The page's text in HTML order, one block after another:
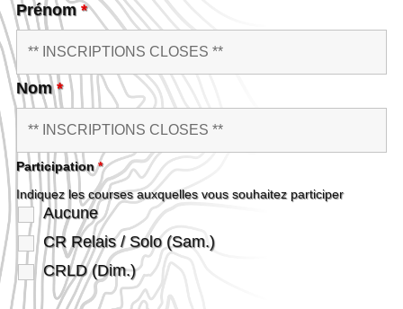
Prénom*
Nom*
Participation*
Aucune
CR Relais / Solo (Sam.)
CRLD (Dim.)
Indiquez les courses auxquelles vous souhaitez participer